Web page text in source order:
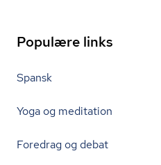
Populære links
Spansk
Yoga og meditation
Foredrag og debat